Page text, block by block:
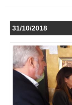
31/10/2018